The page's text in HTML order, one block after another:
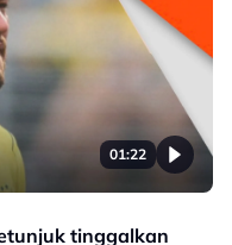
01:22
tinggalkan